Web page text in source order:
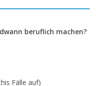
beruflich machen?
Fälle auf)